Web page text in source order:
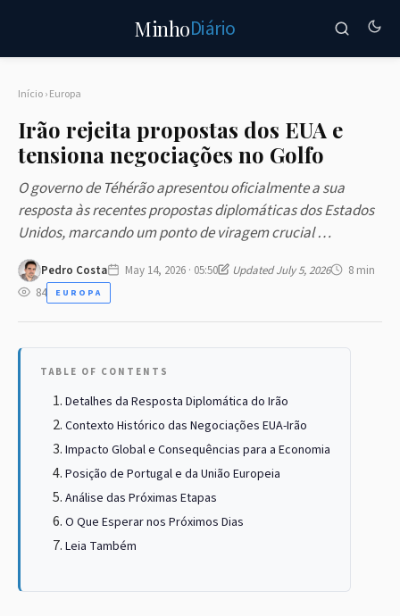
MinhoDiário
Início›Europa
Irão rejeita propostas dos EUA e
tensiona negociações no Golfo
O governo de Téhérão apresentou oficialmente a sua
resposta às recentes propostas diplomáticas dos Estados
Unidos, marcando um ponto de viragem crucial …
Pedro Costa May 14, 2026 · 05:50 Updated July 5, 2026
8 min
84
EUROPA
TABLE OF CONTENTS
Detalhes da Resposta Diplomática do Irão
Contexto Histórico das Negociações EUA-Irão
Impacto Global e Consequências para a Economia
Posição de Portugal e da União Europeia
Análise das Próximas Etapas
O Que Esperar nos Próximos Dias
Leia Também